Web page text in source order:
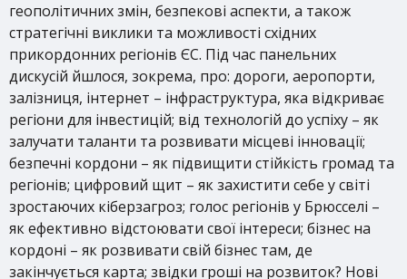
геополітичних змін, безпекові аспекти, а також
стратегічні виклики та можливості східних
прикордонних регіонів ЄС. Під час панельних
дискусій йшлося, зокрема, про: дороги, аеропорти,
залізниця, інтернет – інфраструктура, яка відкриває
регіони для інвестицій; від технологій до успіху – як
залучати таланти та розвивати місцеві інновації;
безпечні кордони – як підвищити стійкість громад та
регіонів; цифровий щит – як захистити себе у світі
зростаючих кіберзагроз; голос регіонів у Брюсселі –
як ефективно відстоювати свої інтереси; бізнес на
кордоні – як розвивати свій бізнес там, де
закінчується карта; звідки гроші на розвиток? Нові